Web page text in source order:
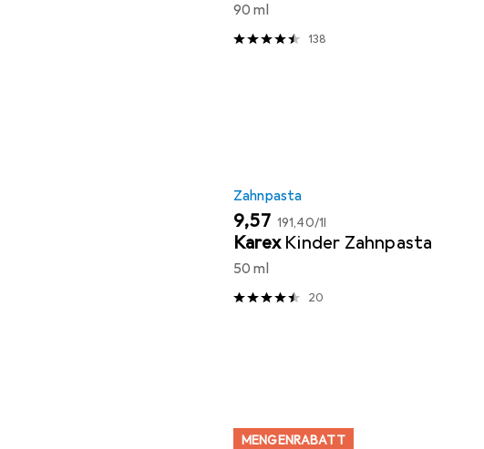
90 ml
138
Zahnpasta
EUR
9,57 EUR
191,40/1l
Karex Kinder Zahnpasta
50 ml
20
MENGENRABATT